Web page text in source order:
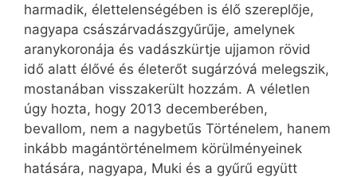
harmadik, élettelenségében is élő szereplője,
nagyapa császárvadászgyűrűje, amelynek
aranykoronája és vadászkürtje ujjamon rövid
idő alatt élővé és életerőt sugárzóvá melegszik,
mostanában visszakerült hozzám. A véletlen
úgy hozta, hogy 2013 decemberében,
bevallom, nem a nagybetűs Történelem, hanem
inkább magántörténelmem körülményeinek
hatására, nagyapa, Muki és a gyűrű együtt